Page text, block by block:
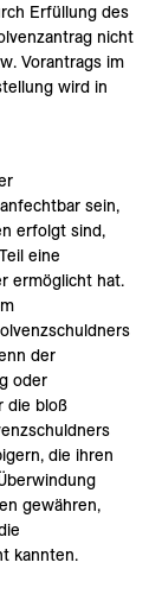
Erfüllung des
nicht
Vorantrags im
wird in
sein,
erfolgt sind,
eine
ermöglicht hat.
der
oder
die bloß
die ihren
gewähren,
kannten.